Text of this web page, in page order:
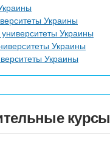
Украины
Украины
Украины
Украины
курсы